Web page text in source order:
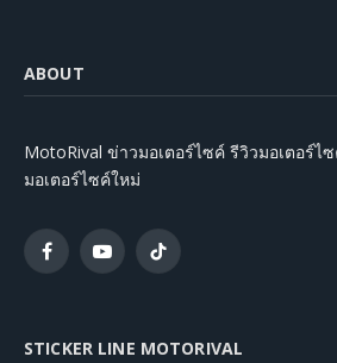
ABOUT
MotoRival ข่าวมอเตอร์ไซค์ รีวิวมอเตอร์ไ
มอเตอร์ไซค์ใหม่
FacebookYouTubeTikTok
STICKER LINE MOTORIVAL